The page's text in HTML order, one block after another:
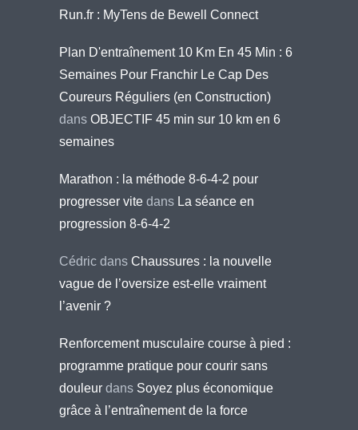
Run.fr : MyTens de Bewell Connect
Plan D'entraînement 10 Km En 45 Min : 6
Semaines Pour Franchir Le Cap Des
Coureurs Réguliers (en Construction)
dans OBJECTIF 45 min sur 10 km en 6
semaines
Marathon : la méthode 8-6-4-2 pour
progresser vite dans La séance en
progression 8-6-4-2
Cédric dans Chaussures : la nouvelle
vague de l’oversize est-elle vraiment
l’avenir ?
Renforcement musculaire course à pied :
programme pratique pour courir sans
douleur dans Soyez plus économique
grâce à l’entraînement de la force